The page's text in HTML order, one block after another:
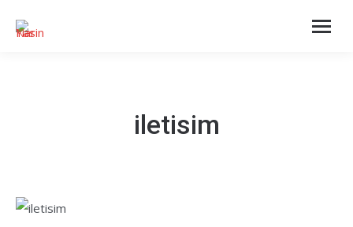
iletisim